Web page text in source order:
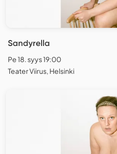
Sandyrella
Pe 18. syys 19:00
Teater Viirus, Helsinki